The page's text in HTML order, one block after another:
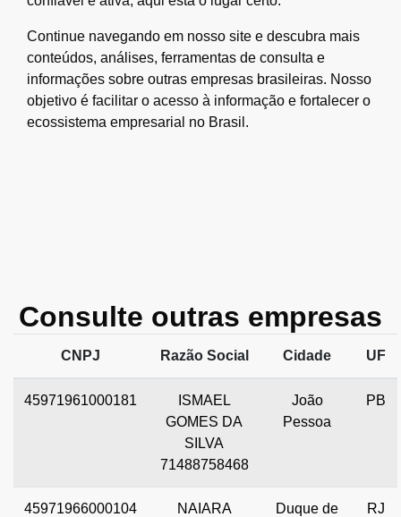
Continue navegando em nosso site e descubra mais
conteúdos, análises, ferramentas de consulta e
informações sobre outras empresas brasileiras. Nosso
objetivo é facilitar o acesso à informação e fortalecer o
ecossistema empresarial no Brasil.
Consulte outras empresas
CNPJ Razão Social Cidade UF
45971961000181
ISMAEL
GOMES DA
SILVA
71488758468
João
Pessoa
PB
45971966000104
NAIARA
Duque de
RJ